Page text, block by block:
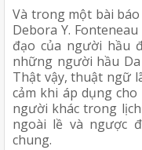
Và trong một bài báo
Debora Y.
đạo của người hầu
những người hầu
Thật vậy, thuật ngữ
cảm khi áp dụng
người khác trong
ngoài lề và ngược
chung.